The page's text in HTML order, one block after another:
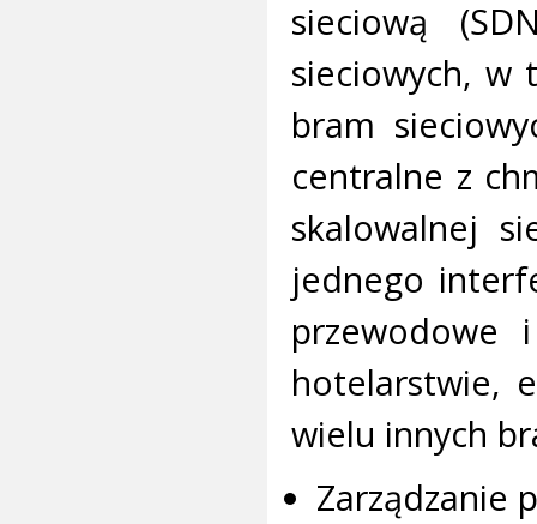
sieciową
sieciowych, w
bram
centralne z
skalowalnej
jednego
przewodowe
hotelarstwie,
wielu innych
Zarządzanie